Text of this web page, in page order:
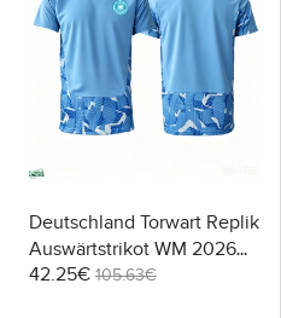
Deutschland Torwart Replik
Auswärtstrikot WM 2026
Kurzarm
42.25€ 105.63€